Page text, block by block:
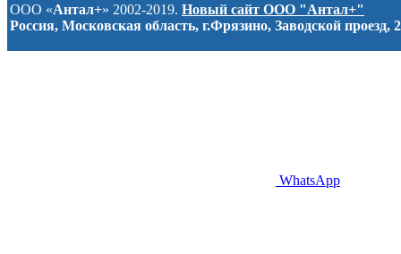
ООО «Антал+» 2002-2019. Новый сайт ООО "Антал+"
Россия, Московская область, г.Фрязино, Заводской проезд, 2
WhatsApp